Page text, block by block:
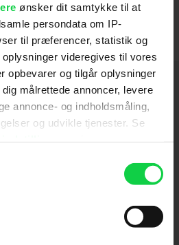
ønsker dit samtykke til at
persondata om IP-
til præferencer, statistik og
videregives til vores
opbevarer og tilgår oplysninger
målrettede annoncer, levere
annonce- og indholdsmåling,
og udvikle tjenester. Se
fra vores
ved at trykke på "Privacy
opdateret
Send
jeg samtidig